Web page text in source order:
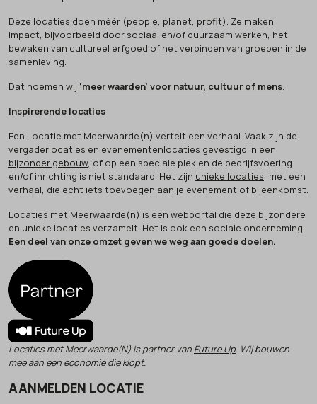
Deze locaties doen méér (people, planet, profit). Ze maken
impact, bijvoorbeeld door sociaal en/of duurzaam werken, het
bewaken van cultureel erfgoed of het verbinden van groepen in de
samenleving.
Dat noemen wij 'meer waarden' voor natuur, cultuur of mens.
Inspirerende locaties
Een Locatie met Meerwaarde(n) vertelt een verhaal. Vaak zijn de
vergaderlocaties en evenementenlocaties gevestigd in een
bijzonder gebouw, of op een speciale plek en de bedrijfsvoering
en/of inrichting is niet standaard. Het zijn unieke locaties, met een
verhaal, die echt iets toevoegen aan je evenement of bijeenkomst.
Locaties met Meerwaarde(n) is een webportal die deze bijzondere
en unieke locaties verzamelt. Het is ook een sociale onderneming.
Een deel van onze omzet geven we weg aan goede doelen.
Locaties met Meerwaarde(N) is partner van Future Up. Wij bouwen
mee aan een economie die klopt.
AANMELDEN LOCATIE